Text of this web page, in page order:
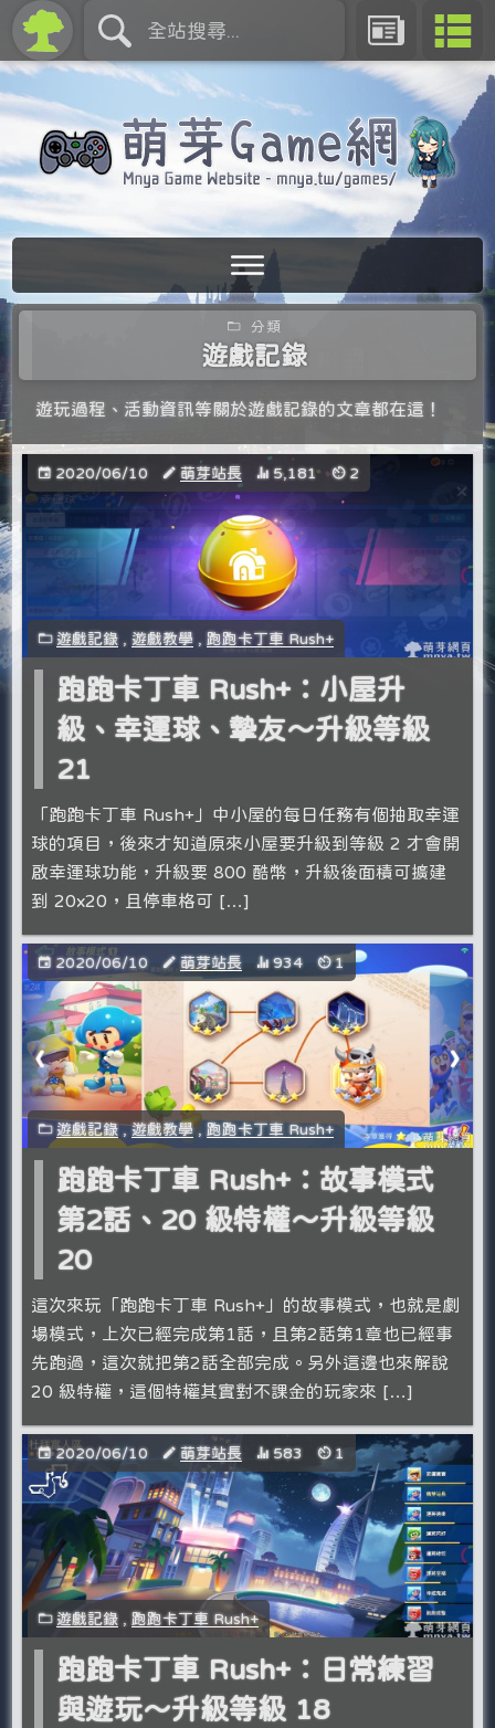
分類
遊戲記錄
遊玩過程、活動資訊等關於遊戲記錄的文章都在這！
2020/06/10 萌芽站長 5,181 2
遊戲記錄 ,遊戲教學 , 跑跑卡丁車 Rush+
跑跑卡丁車 Rush+：小屋升
級、幸運球、摯友～升級等級
21
「跑跑卡丁車 Rush+」中小屋的每日任務有個抽取幸運
球的項目，後來才知道原來小屋要升級到等級 2 才會開
啟幸運球功能，升級要 800 酷幣，升級後面積可擴建
到 20x20，且停車格可 […]
2020/06/10 萌芽站長 934 1
遊戲記錄,遊戲教學, 跑跑卡丁車 Rush+
跑跑卡丁車 Rush+：故事模式
第2話、20 級特權～升級等級
20
這次來玩「跑跑卡丁車 Rush+」的故事模式，也就是劇
場模式，上次已經完成第1話，且第2話第1章也已經事
先跑過，這次就把第2話全部完成。另外這邊也來解說
20 級特權，這個特權其實對不課金的玩家來 […]
2020/06/10 萌芽站長 583 1
遊戲記錄 跑跑卡丁車 Rush+
跑跑卡丁車 Rush+：日常練習
與遊玩～升級等級 18